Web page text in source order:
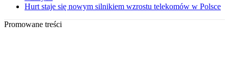
Hurt staje się nowym silnikiem wzrostu telekomów w Polsce
Promowane treści